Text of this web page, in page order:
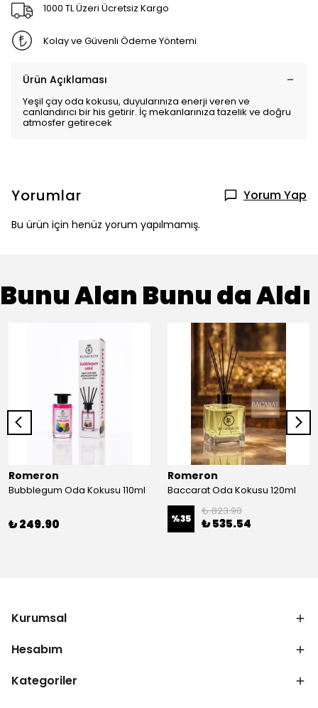
1000 TL Üzeri Ücretsiz Kargo
Kolay ve Güvenli Ödeme Yöntemi
Ürün Açıklaması
Yeşil çay oda kokusu, duyularınıza enerji veren ve
canlandırıcı bir his getirir. İç mekanlarınıza tazelik ve doğru
atmosfer getirecek
Yorumlar Yorum Yap
Bu ürün için henüz yorum yapılmamış.
Bunu Alan Bunu da Aldı
Romeron
Bubblegum Oda Kokusu 110ml
₺ 249.90
Romeron
Baccarat Oda Kokusu 120ml
%35
₺ 823.90
₺ 535.54
Kurumsal
Hesabım
Kategoriler